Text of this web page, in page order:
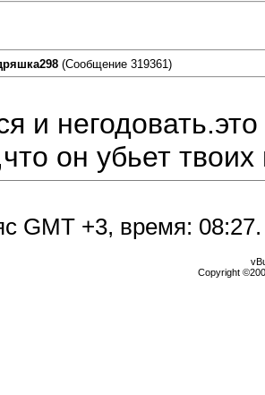
(Сообщение 319361)
и
он убьет твоих
GMT +3, время: 08:27.
Copyright